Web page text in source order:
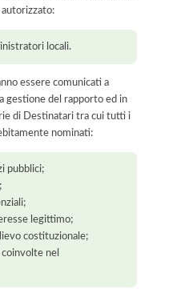
locali.
essere comunicati a
gestione del rapporto ed in
di Destinatari tra cui tutti i
nominati:
pubblici;
legittimo;
costituzionale;
nel